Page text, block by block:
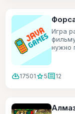
Игра
нужно
cloud_download17501 star5comment12